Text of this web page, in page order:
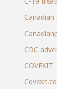
Canadian
CDC
COVEXIT